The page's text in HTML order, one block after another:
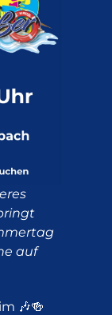
auf
🎶🍻